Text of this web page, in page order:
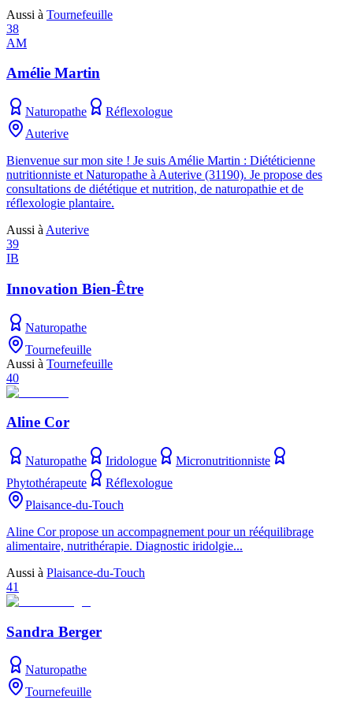
Aussi à Tournefeuille
38
AM
Amélie Martin
Naturopathe
Réflexologue
Auterive
Bienvenue sur mon site ! Je suis Amélie Martin : Diététicienne
nutritionniste et Naturopathe à Auterive (31190). Je propose des
consultations de diététique et nutrition, de naturopathie et de
réflexologie plantaire.
Aussi à Auterive
39
IB
Innovation Bien-Être
Naturopathe
Tournefeuille
Aussi à Tournefeuille
40
Aline Cor
Naturopathe Iridologue
Micronutritionniste
Phytothérapeute
Réflexologue
Plaisance-du-Touch
Aline Cor propose un accompagnement pour un rééquilibrage
alimentaire, nutrithérapie. Diagnostic iridolgie...
Aussi à Plaisance-du-Touch
41
Sandra Berger
Naturopathe
Tournefeuille